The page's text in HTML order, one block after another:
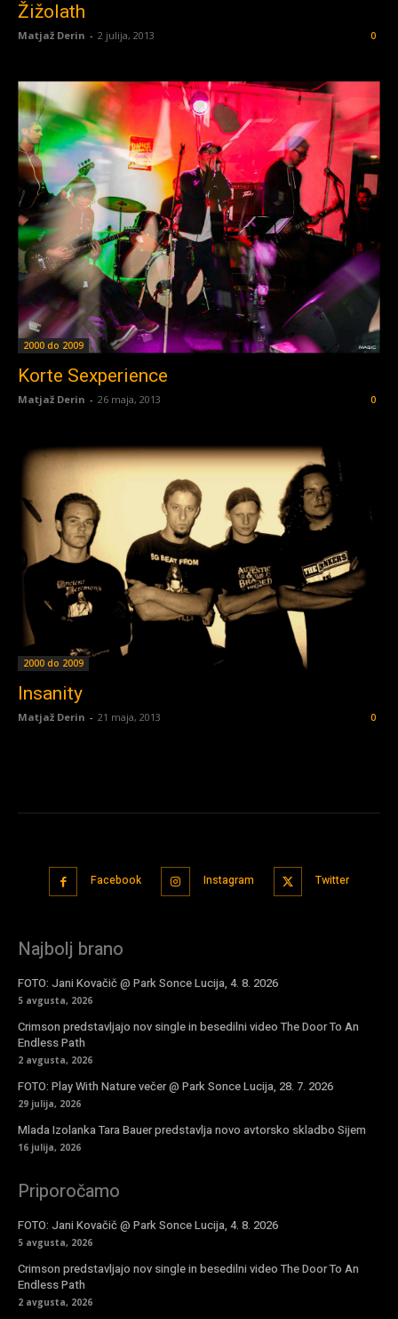
Žižolath
Matjaž Derin - 2 julija, 2013 0
2000 do 2009
Korte Sexperience
Matjaž Derin - 26 maja, 2013 0
2000 do 2009
Insanity
Matjaž Derin - 21 maja, 2013 0
Facebook Instagram Twitter
Najbolj brano
FOTO: Jani Kovačič @ Park Sonce Lucija, 4. 8. 2026
5 avgusta, 2026
Crimson predstavljajo nov single in besedilni video The Door To An
Endless Path
2 avgusta, 2026
FOTO: Play With Nature večer @ Park Sonce Lucija, 28. 7. 2026
29 julija, 2026
Mlada Izolanka Tara Bauer predstavlja novo avtorsko skladbo Sijem
16 julija, 2026
Priporočamo
FOTO: Jani Kovačič @ Park Sonce Lucija, 4. 8. 2026
5 avgusta, 2026
Crimson predstavljajo nov single in besedilni video The Door To An
Endless Path
2 avgusta, 2026